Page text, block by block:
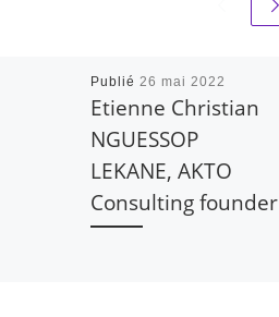
Publié 26 mai 2022
Etienne Christian
NGUESSOP
LEKANE, AKTO
Consulting founder